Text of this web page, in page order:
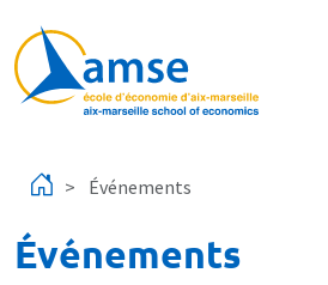
Événements
Événements